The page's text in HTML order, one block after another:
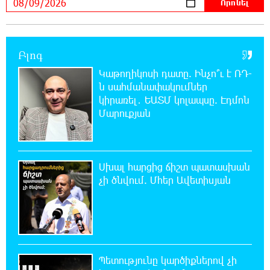
22:07:09 8-08-2026
Արտակարգ դեպք՝ Երևանում․ կոտրել են
«Հույս բոլոր մարդկանց» հիմնադրամի
շենքի պատուհաններն ու դռները
21:48:41 8-08-2026
Ալիևն ու Թրամփը հեռախոսազրույց են
ունեցել
21:29:45 8-08-2026
«Ինտեր»-ը հաղթեց «Յուվենտուս»-ին
Բլոգ
Կաթողիկոսի դատը. Ինչո՞ւ է ՌԴ-
ն սահմանափակումներ
կիրառել․ ԵԱՏՄ կոլապսը. Էդմոն
Մարուքյան
Սխալ հարցից ճիշտ պատասխան
չի ծնվում. Մհեր Ավետիսյան
Պետությունը կարծիքներով չի